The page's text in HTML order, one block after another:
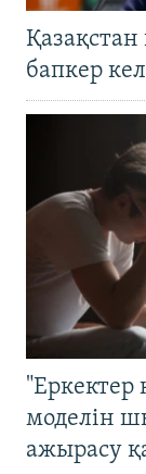
бапкер
моделін
ажырасу